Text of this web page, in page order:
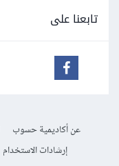
تابعنا على
عن أكاديمية حسوب
إرشادات الاستخدام